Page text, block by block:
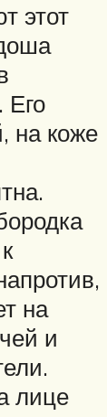
этот
Его
на коже
на
и
лице